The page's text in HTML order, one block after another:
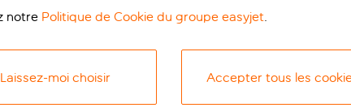
notre Politique de Cookie du groupe easyjet.
Laissez-moi choisir Accepter tous les